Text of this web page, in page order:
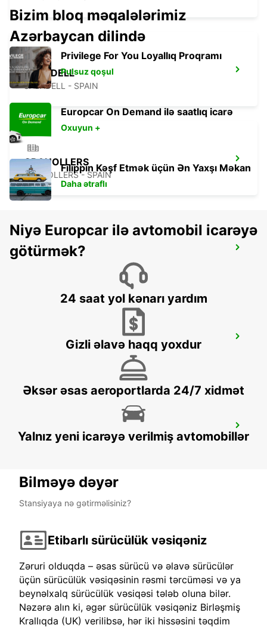
SABADELL
SABADELL - SPAIN
GRANOLLERS
GRANOLLERS - SPAIN
MATARO
TARRAGONA RRS - AVE - LA SECUITA
TARRAGONA - SPAIN
SALOU
SALOU - SPAIN
Bizim bloq məqalələrimiz
Azərbaycan dilində
Privilege For You Loyallıq Proqramı
Pulsuz qoşul
Europcar On Demand ilə saatlıq icarə
Oxuyun +
Filippin Kəşf Etmək üçün Ən Yaxşı Məkan
Daha ətraflı
Niyə Europcar ilə avtomobil icarəyə
götürmək?
24 saat yol kənarı yardım
Gizli əlavə haqq yoxdur
Əksər əsas aeroportlarda 24/7 xidmət
Yalnız yeni icarəyə verilmiş avtomobillər
Bilməyə dəyər
Stansiyaya nə gətirməlisiniz?
Etibarlı sürücülük vəsiqəniz
Zəruri olduqda – əsas sürücü və əlavə sürücülər
üçün sürücülük vəsiqəsinin rəsmi tərcüməsi və ya
beynəlxalq sürücülük vəsiqəsi tələb oluna bilər.
Nəzərə alın ki, əgər sürücülük vəsiqəniz Birləşmiş
Krallıqda (UK) verilibsə, hər iki hissəsini təqdim